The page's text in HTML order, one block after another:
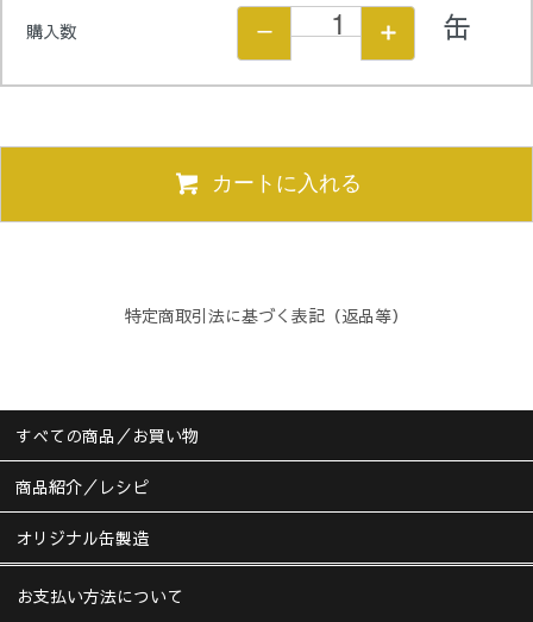
購入数 缶
カートに入れる
特定商取引法に基づく表記（返品等）
すべての商品／お買い物
商品紹介／レシピ
オリジナル缶製造
お支払い方法について